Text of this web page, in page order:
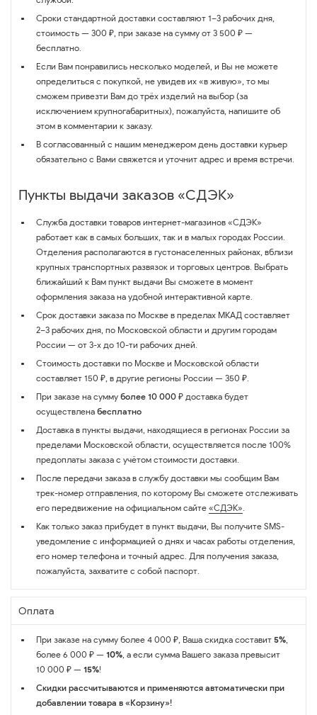
Сроки стандартной доставки составляют 1–3 рабочих дня,
стоимость — 300 ₽, при заказе на сумму от 3 500 ₽ —
бесплатно.
Если Вам понравились несколько моделей, и Вы не можете
определиться с покупкой, не увидев их «в живую», то мы
сможем привезти Вам до трёх изделий на выбор (за
исключением крупногабаритных), пожалуйста, напишите об
этом в комментарии к заказу.
В согласованный с нашим менеджером день доставки курьер
обязательно с Вами свяжется и уточнит адрес и время встречи.
Пункты выдачи заказов «СДЭК»
Служба доставки товаров интернет-магазинов «СДЭК»
работает как в самых больших, так и в малых городах России.
Отделения располагаются в густонаселенных районах, вблизи
крупных транспортных развязок и торговых центров. Выбрать
ближайший к Вам пункт выдачи Вы сможете в момент
оформления заказа на удобной интерактивной карте.
Срок доставки заказа по Москве в пределах МКАД составляет
2–3 рабочих дня, по Московской области и другим городам
России — от 3-х до 10-ти рабочих дней.
Стоимость доставки по Москве и Московской области
составляет 150 ₽, в другие регионы России — 350 ₽.
При заказе на сумму более 10 000 ₽ доставка будет
осуществлена бесплатно
Доставка в пункты выдачи, находящиеся в регионах России за
пределами Московской области, осуществляется после 100%
предоплаты заказа с учётом стоимости доставки.
После передачи заказа в службу доставки мы сообщим Вам
трек-номер отправления, по которому Вы сможете отслеживать
его передвижение на официальном сайте «СДЭК».
Как только заказ прибудет в пункт выдачи, Вы получите SMS-
уведомление с информацией о днях и часах работы отделения,
его номер телефона и точный адрес. Для получения заказа,
пожалуйста, захватите с собой паспорт.
Оплата
При заказе на сумму более 4 000 ₽, Ваша скидка составит 5%,
более 6 000 ₽ — 10%, а если сумма Вашего заказа превысит
10 000 ₽ — 15%!
Скидки рассчитываются и применяются автоматически при
добавлении товара в «Корзину»!